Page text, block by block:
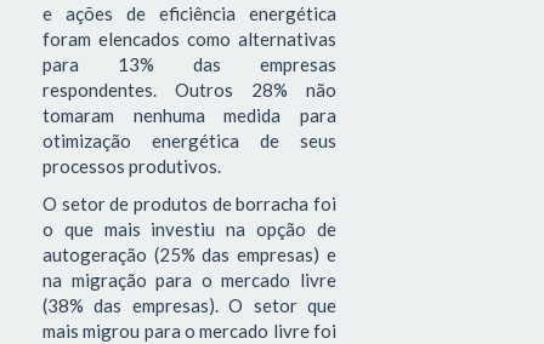
e ações de eficiência energética
foram elencados como alternativas
para 13% das empresas
respondentes. Outros 28% não
tomaram nenhuma medida para
otimização energética de seus
processos produtivos.
O setor de produtos de borracha foi
o que mais investiu na opção de
autogeração (25% das empresas) e
na migração para o mercado livre
(38% das empresas). O setor que
mais migrou para o mercado livre foi